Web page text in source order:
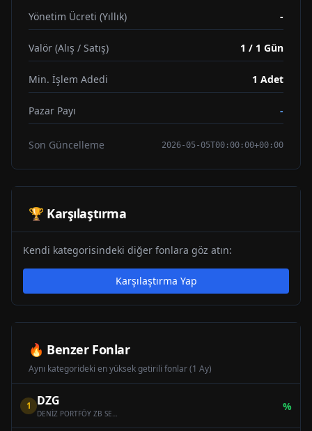
Yönetim Ücreti (Yıllık) -
Valör (Alış / Satış) 1 / 1 Gün
Min. İşlem Adedi 1 Adet
Pazar Payı -
Son Güncelleme 2026-05-05T00:00:00+00:00
🏆 Karşılaştırma
Kendi kategorisindeki diğer fonlara göz atın:
Karşılaştırma Yap
🔥 Benzer Fonlar
Aynı kategorideki en yüksek getirili fonlar (1 Ay)
1 DZG
DENİZ PORTFÖY ZB SERBEST (DÖVİZ) ÖZEL FON
%